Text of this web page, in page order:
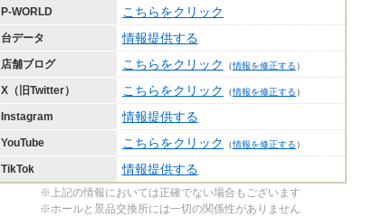
P-WORLD
こちらをクリック
台データ 情報提供する
店舗ブログ こちらをクリック （情報を修正する）
X（旧Twitter） こちらをクリック （情報を修正する）
Instagram 情報提供する
YouTube こちらをクリック （情報を修正する）
TikTok 情報提供する
※上記の情報においては正確でない場合もございます
※ホールと景品交換所には一切の関係性がありません